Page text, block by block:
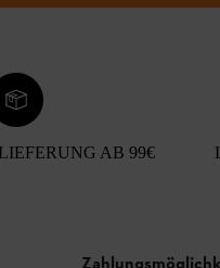
AB 99€